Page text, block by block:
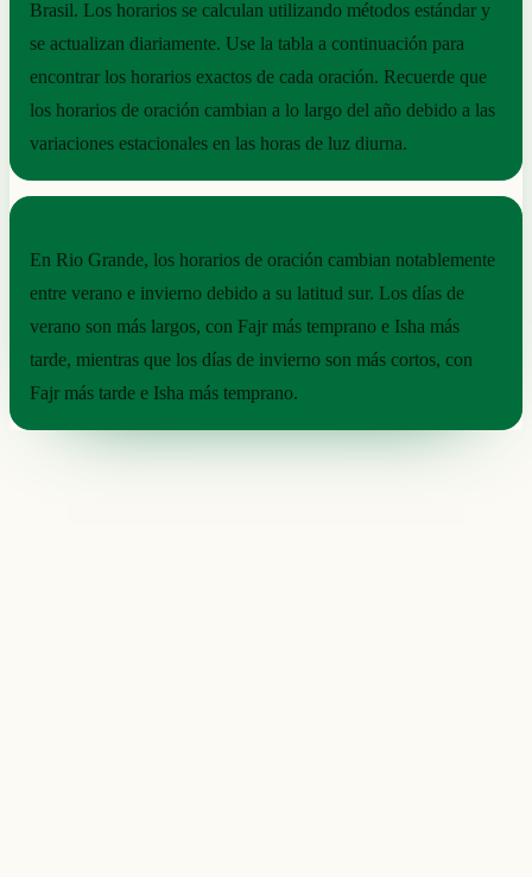
Brasil. Los horarios se calculan utilizando métodos estándar y
se actualizan diariamente. Use la tabla a continuación para
encontrar los horarios exactos de cada oración. Recuerde que
los horarios de oración cambian a lo largo del año debido a las
variaciones estacionales en las horas de luz diurna.
En Rio Grande, los horarios de oración cambian notablemente
entre verano e invierno debido a su latitud sur. Los días de
verano son más largos, con Fajr más temprano e Isha más
tarde, mientras que los días de invierno son más cortos, con
Fajr más tarde e Isha más temprano.